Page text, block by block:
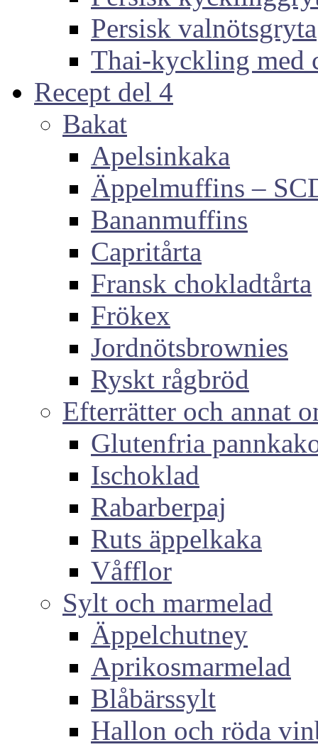
Persisk valnötsgryta
Thai-kyckling med
Recept del 4
Bakat
Apelsinkaka
Äppelmuffins –
Bananmuffins
Capritårta
Fransk chokladtårta
Frökex
Jordnötsbrownies
Ryskt rågbröd
Efterrätter och annat
Glutenfria
Ischoklad
Rabarberpaj
Ruts äppelkaka
Våfflor
Sylt och marmelad
Äppelchutney
Aprikosmarmelad
Blåbärssylt
Hallon och röda